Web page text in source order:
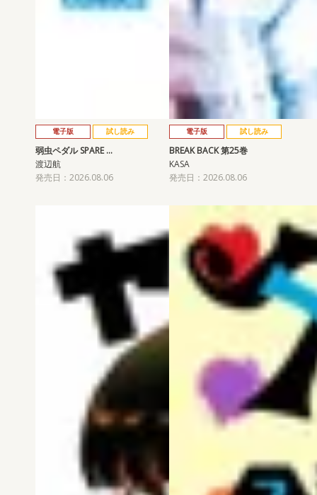
電子版 試し読み
弱虫ペダル SPARE …
渡辺航
発売日：2026.08.06
電子版 試し読み
BREAK BACK 第25巻
KASA
発売日：2026.08.06